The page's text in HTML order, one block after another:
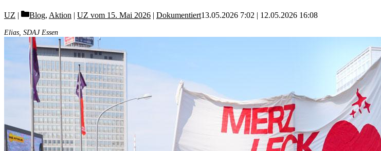
UZ Categories
Blog, Aktion | UZ vom 15. Mai 2026 | Dokumentiert13.05.2026 7:02 12.05.2026 16:08
Elias, SDAJ Essen